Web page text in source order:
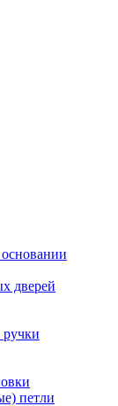
дверей
петли